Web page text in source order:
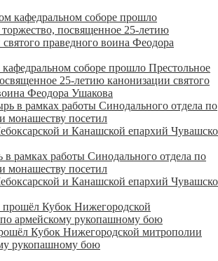
соборе прошло Престольное
25-летию канонизации святого
Феодора Ушакова
в рамках работы Синодального отдела по
монашеству посетил
и Канашской епархий
Кубок Нижегородской митрополии
рукопашному бою